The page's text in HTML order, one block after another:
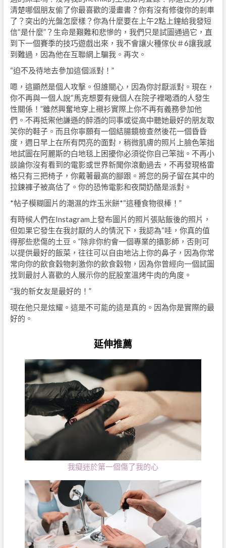
清楚哪個朋友偷了你最喜歡的漫畫書？你有沒有修復你的剎車
了？突出的光盤怎麼樣？你為什麼要在上午2點上鐘給我發短
信“是什麼”？生命是艱難和悲慘的，我們只是試圖通過它，直
到下一個賽季的技巧遊戲出來，我不會讓火種傢伙＃6讓我感
到難過，因為他在互聯網上騙我。再次。
“迫不及待地去參加這個派對！”
嗯，這顯然是個人攻擊。但誰關心，因為你討厭派對。現在，
你不再與一個人說“馬克想要有幾個人在院子裡喝酒的人發生
性關係！”雖然興奮地穿上襯衫實際上你不再有義務參加他
們。不再抵禦他謙遜的醉酒的同事或從高中聽她最好的朋友取
笑你的鞋子。而且你寧願有一個結腸鏡檢查然後花一個昏昏
度，週日早上在所有閃亮的面對，稍微肌膚的照片上臉色笨拙
地試圖在阿麗斯的白地毯上困擾你必須從你自己笨拙。不再小
談論你沒有看到的電影或世界新聞你滾動過去，不再發現格雷
格只有三把椅子，你戴著最高的腳跟。將您的房子留在其中的
拉鍊褲子被高估了。你的恐怖電影和夜間奶酪是派對。
*帖子模糊圖片的潮濕的炸玉米餅*“這種食物很棒！”
有時候人們在Instagram上發布圖片的照片張貼飯後的照片，
但如果它發生在我討厭的人的情況下，我認為“哇，你真的值
得那些悲傷的土豆。”除非你約會一個專業的攝影師，否則可
以提供最好的飯菜，往往可以自由地沾上你的鼻子，因為你常
常向你的飲食穀物刺激你的飲食穀物，因為你曾經向一個試圖
找到最討人喜歡的人展示你的屁股室溫烤牛肉的角度。
“我的新女友是最好的！”
現在他只是炫耀。這是不可能的這是真的。因為你是實際的最
好的。
延伸推薦
我癡迷於第一個傷了我的心